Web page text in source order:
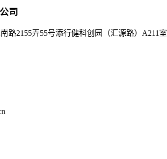
司
路2155弄55号添行健科创园（汇源路）A211室